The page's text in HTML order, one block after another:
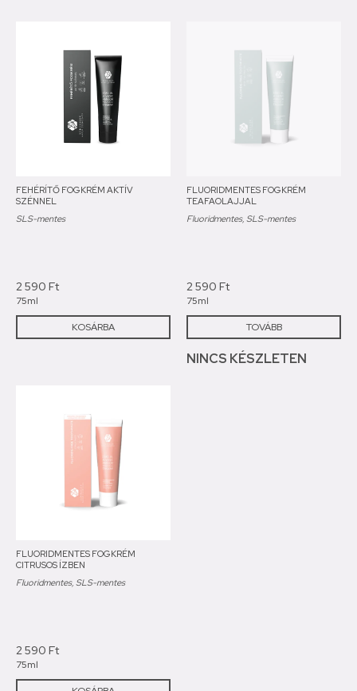
FEHÉRÍTŐ FOGKRÉM AKTÍV
SZÉNNEL
SLS-mentes
KOSÁRBA
2 590 Ft
75ml
FLUORIDMENTES FOGKRÉM
TEAFAOLAJJAL
Fluoridmentes, SLS-mentes
TOVÁBB
2 590 Ft
75ml
FLUORIDMENTES FOGKRÉM
CITRUSOS ÍZBEN
Fluoridmentes, SLS-mentes
2 590 Ft
75ml